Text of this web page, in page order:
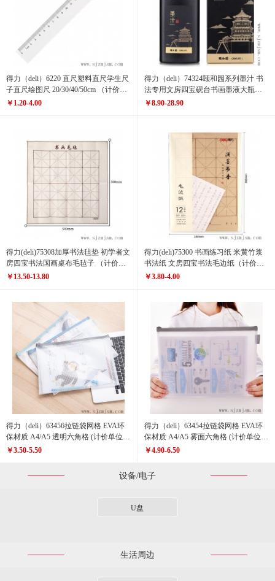
得力（deli）6220 直尺塑料直尺学生尺
子直尺绘图尺 20/30/40/50cm （计价单
位：个）
￥1.20-4.00
得力（deli）74324颐和园系列墨汁 书
法专用文房四宝砚台书画墨液大瓶墨
水（计价单位：瓶）
￥8.90-28.90
得力(deli)75308加厚书法毡垫 初学者文
房四宝书法国画桌布毛毡子 （计价单
位：块）
￥13.50-13.80
得力(deli)75300 书画练习纸 米黄竹浆
书法纸 文房四宝书法毛边纸（计价单
位：包）
￥3.80-4.00
得力（deli）63456拉链袋网格 EVA环
保材质 A4/A5 透明六角格 (计价单位：
个)
￥3.50-5.50
得力（deli）63454拉链袋网格 EVA环
保材质 A4/A5 雾面六角格 (计价单位：
个)
￥4.90-6.50
设备/电子
U盘
生活周边